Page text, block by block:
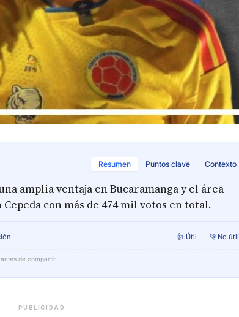
Resumen Puntos clave Contexto
amplia ventaja en Bucaramanga y el área
con más de 474 mil votos en total.
👍 Útil 👎 No útil
de compartir.
PUBLICIDAD